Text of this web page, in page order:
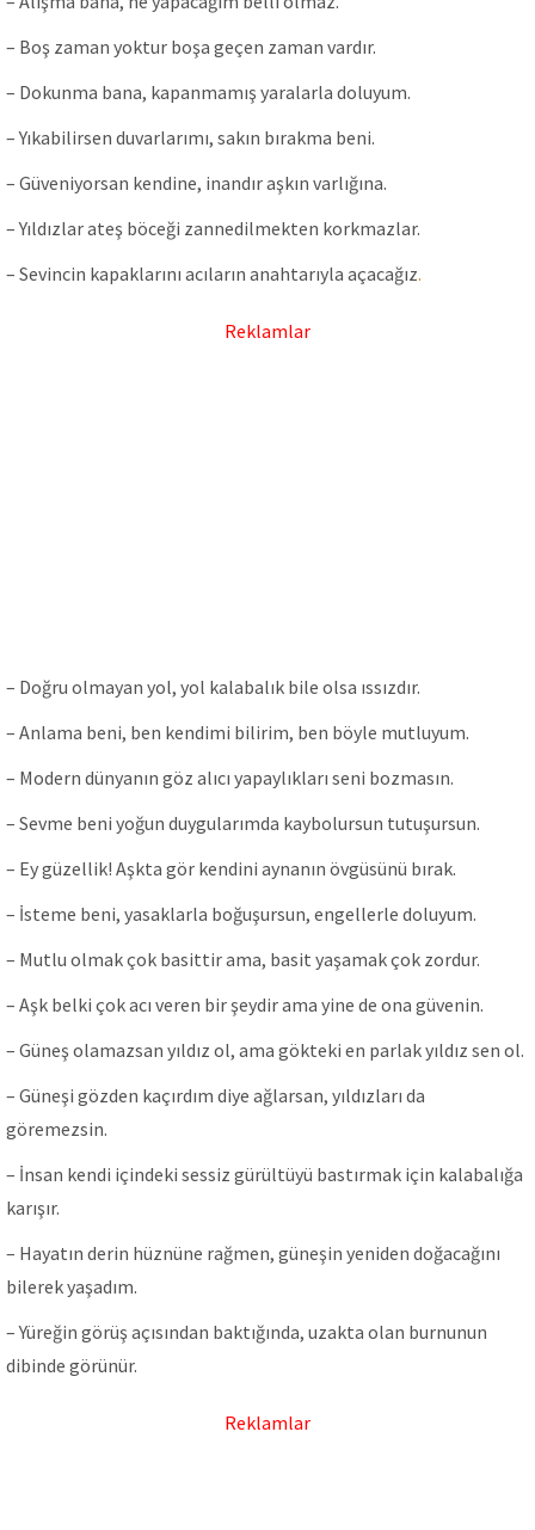
– Boş zaman yoktur boşa geçen zaman vardır.
– Dokunma bana, kapanmamış yaralarla doluyum.
– Yıkabilirsen duvarlarımı, sakın bırakma beni.
– Güveniyorsan kendine, inandır aşkın varlığına.
– Yıldızlar ateş böceği zannedilmekten korkmazlar.
– Sevincin kapaklarını acıların anahtarıyla açacağız.
Reklamlar
– Doğru olmayan yol, yol kalabalık bile olsa ıssızdır.
– Anlama beni, ben kendimi bilirim, ben böyle mutluyum.
– Modern dünyanın göz alıcı yapaylıkları seni bozmasın.
– Sevme beni yoğun duygularımda kaybolursun tutuşursun.
– Ey güzellik! Aşkta gör kendini aynanın övgüsünü bırak.
– İsteme beni, yasaklarla boğuşursun, engellerle doluyum.
– Mutlu olmak çok basittir ama, basit yaşamak çok zordur.
– Aşk belki çok acı veren bir şeydir ama yine de ona güvenin.
– Güneş olamazsan yıldız ol, ama gökteki en parlak yıldız sen ol.
– Güneşi gözden kaçırdım diye ağlarsan, yıldızları da
göremezsin.
– İnsan kendi içindeki sessiz gürültüyü bastırmak için kalabalığa
karışır.
– Hayatın derin hüznüne rağmen, güneşin yeniden doğacağını
bilerek yaşadım.
– Yüreğin görüş açısından baktığında, uzakta olan burnunun
dibinde görünür.
Reklamlar